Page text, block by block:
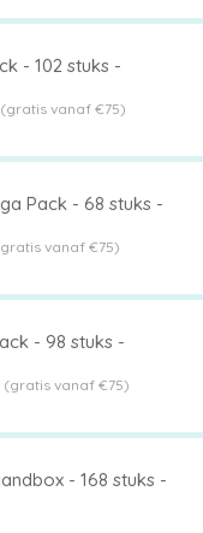
- 102 stuks -
vanaf €75)
Pack - 68 stuks -
vanaf €75)
- 98 stuks -
vanaf €75)
- 168 stuks -